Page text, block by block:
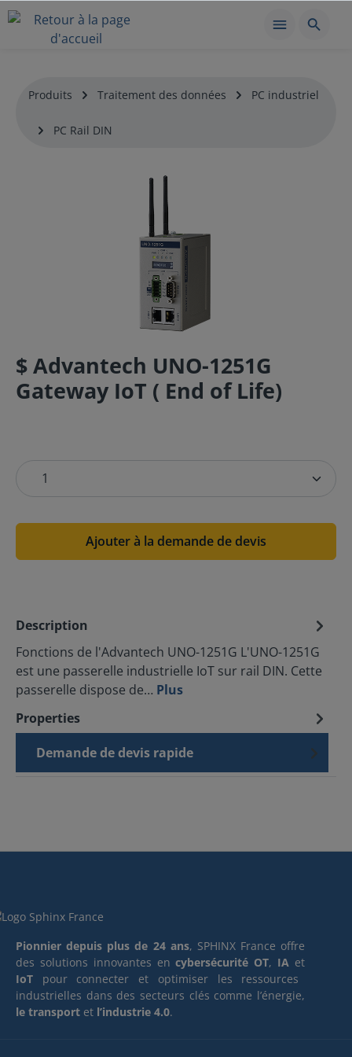
Produits Traitement des données PC industriel
PC Rail DIN
$ Advantech UNO-1251G
Gateway IoT ( End of Life)
Ajouter à la demande de devis
Description
Fonctions de l'Advantech UNO-1251G L'UNO-1251G
est une passerelle industrielle IoT sur rail DIN. Cette
passerelle dispose de… Plus
Properties
Demande de devis rapide
Pionnier depuis plus de 24 ans, SPHINX France offre
des solutions innovantes encybersécurité OT, IA et
IoT pour connecter et optimiser les ressources
industrielles dans des secteurs clés comme l’énergie,
le transport et l’industrie 4.0.